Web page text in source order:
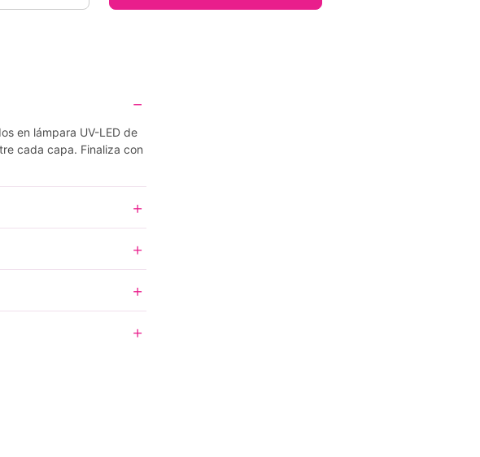
en lámpara UV-LED de
cada capa. Finaliza con